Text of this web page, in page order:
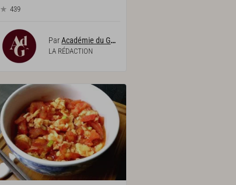
439
ParAcadémie du Goût
LA RÉDACTION